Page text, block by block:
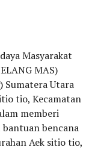
Masyarakat
MAS)
Sumatera Utara
tio, Kecamatan
memberi
bencana
Aek sitio tio,